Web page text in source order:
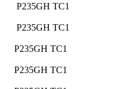
P235GH TC1
P235GH TC1
P235GH TC1
P235GH TC1